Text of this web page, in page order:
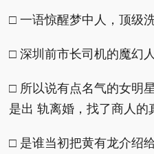
□ 一语惊醒梦中人，顶级洗
□ 深圳前市长司机的魔幻人
□ 所以说有点名气的女明
是出 轨离婚，找了商人的
□ 是谁当初把黄有龙介绍